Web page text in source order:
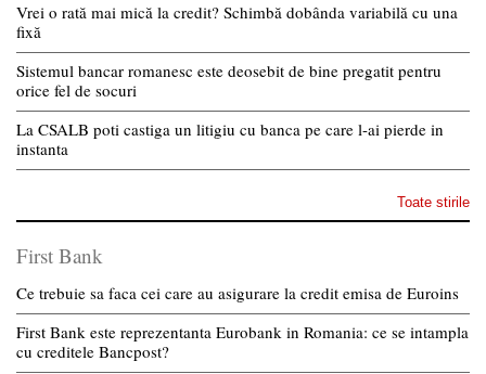
Vrei o rată mai mică la credit? Schimbă dobânda variabilă cu una
fixă
Sistemul bancar romanesc este deosebit de bine pregatit pentru
orice fel de socuri
La CSALB poti castiga un litigiu cu banca pe care l-ai pierde in
instanta
Toate stirile
First Bank
Ce trebuie sa faca cei care au asigurare la credit emisa de Euroins
First Bank este reprezentanta Eurobank in Romania: ce se intampla
cu creditele Bancpost?